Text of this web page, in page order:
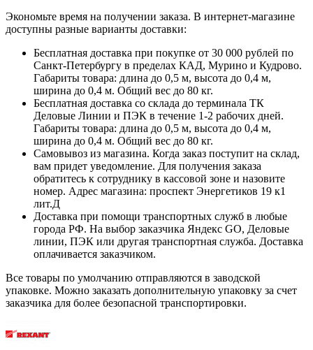
Экономьте время на получении заказа. В интернет-магазине
доступны разные варианты доставки:
Бесплатная доставка при покупке от 30 000 рублей по
Санкт-Петербургу в пределах КАД, Мурино и Кудрово.
Габариты товара: длина до 0,5 м, высота до 0,4 м,
ширина до 0,4 м. Общий вес до 80 кг.
Бесплатная доставка со склада до терминала ТК
Деловые Линии и ПЭК в течение 1-2 рабочих дней.
Габариты товара: длина до 0,5 м, высота до 0,4 м,
ширина до 0,4 м. Общий вес до 80 кг.
Самовывоз из магазина. Когда заказ поступит на склад,
вам придет уведомление. Для получения заказа
обратитесь к сотруднику в кассовой зоне и назовите
номер. Адрес магазина: проспект Энергетиков 19 к1
лит.Д
Доставка при помощи транспортных служб в любые
города РФ. На выбор заказчика Яндекс GO, Деловые
линии, ПЭК или другая транспортная служба. Доставка
оплачивается заказчиком.
Все товары по умолчанию отправляются в заводской
упаковке. Можно заказать дополнительную упаковку за счет
заказчика для более безопасной транспортировки.